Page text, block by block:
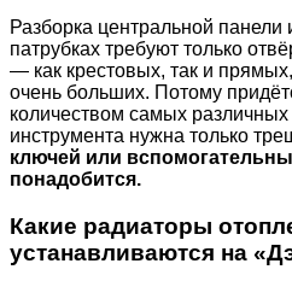
Разборка центральной панели
патрубках требуют только
— как крестовых, так и
очень больших. Потому
количеством самых различных
инструмента нужна только
ключей или
понадобится.
Какие радиаторы
устанавливаются на